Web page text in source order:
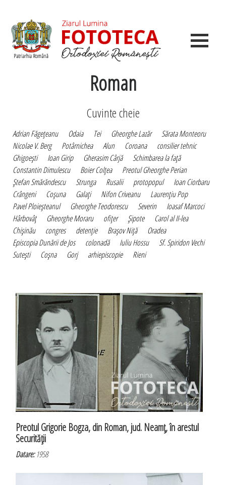
Roman
Cuvinte cheie
Adrian Făgeţeanu Odaia Tei Gheorghe Lazăr
Sărata Monteoru
Nicolae V. Berg
Potârnichea Alun Coroana
consilier tehnic
Ghigoeşti
Ioan Girip Gherasim Cârjă
Schimbarea la faţă
Constantin Dimulescu
Boier Colţea
Preotul Gheorghe Perian
Ştefan Smărăndescu
Strunga Rusalii protopopul
Ioan Ciorbaru
Crângeni
Coşuna Galaţi Nifon Criveanu
Laurenţiu Pop
Pavel Ploieşteanul
Gheorghe Teodorescu Severin
Ioasaf Marcoci
Hârbovâţ
Gheorghe Moraru ofiţer Şipote
Carol al II-lea
Chişinău
congres detenţie Braşov Niţă
Oradea
Episcopia Dunării de Jos
colonadă Iuliu Hossu
Sf. Spiridon Vechi
Suteşti
Coşna Gorj arhiepiscopie Rieni
Preotul Grigorie Bogza, din Roman, jud. Neamţ, în arestul
Securităţii
Datare:1958